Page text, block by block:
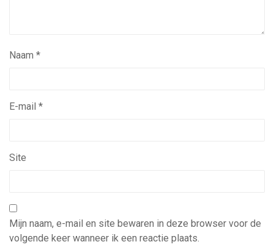
Naam *
E-mail *
Site
Mijn naam, e-mail en site bewaren in deze browser voor de
volgende keer wanneer ik een reactie plaats.